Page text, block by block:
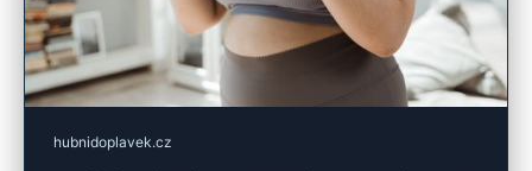
hubnidoplavek.cz